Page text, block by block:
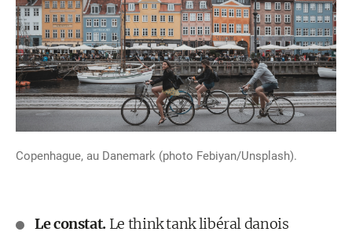
Copenhague, au Danemark (photo Febiyan/Unsplash).
Le constat. Le think tank libéral danois